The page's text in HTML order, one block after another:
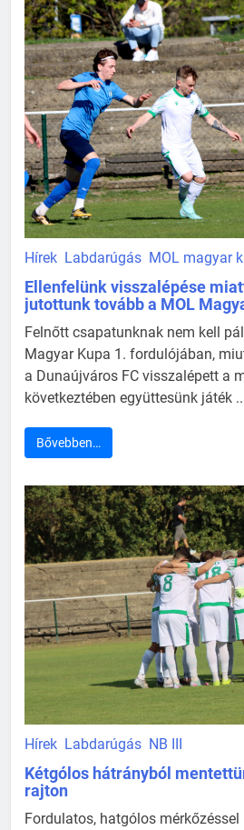
Hírek Labdarúgás MOL magyar
Ellenfelünk visszalépése
jutottunk tovább a MOL
Felnőtt csapatunknak nem kell
Magyar Kupa 1. fordulójában,
a Dunaújváros FC visszalépett a
következtében együttesünk játék
Bővebben…
Hírek Labdarúgás NB III
Kétgólos hátrányból
rajton
Fordulatos, hatgólos mérkőzéssel